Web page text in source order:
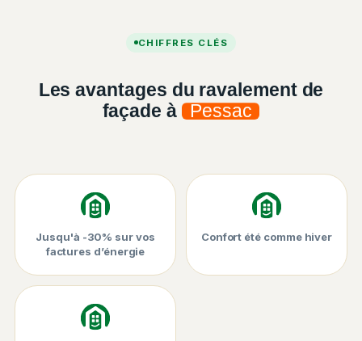
CHIFFRES CLÉS
Les avantages du ravalement de
façade à
Pessac
Jusqu'à -30% sur vos
factures d’énergie
Confort été comme hiver